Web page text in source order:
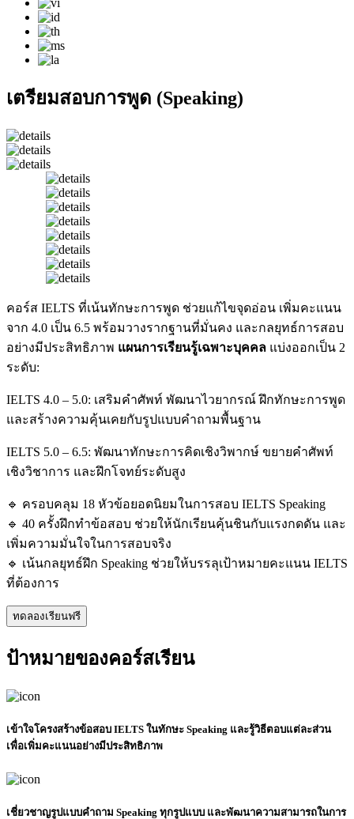
เตรียมสอบการพูด (Speaking)
คอร์ส IELTS ที่เน้นทักษะการพูด ช่วยแก้ไขจุดอ่อน เพิ่มคะแนน
จาก 4.0 เป็น 6.5 พร้อมวางรากฐานที่มั่นคง และกลยุทธ์การสอบ
อย่างมีประสิทธิภาพ แผนการเรียนรู้เฉพาะบุคคล แบ่งออกเป็น 2
ระดับ:
IELTS 4.0 – 5.0: เสริมคำศัพท์ พัฒนาไวยากรณ์ ฝึกทักษะการพูด
และสร้างความคุ้นเคยกับรูปแบบคำถามพื้นฐาน
IELTS 5.0 – 6.5: พัฒนาทักษะการคิดเชิงวิพากษ์ ขยายคำศัพท์
เชิงวิชาการ และฝึกโจทย์ระดับสูง
🔹 ครอบคลุม 18 หัวข้อยอดนิยมในการสอบ IELTS Speaking
🔹 40 ครั้งฝึกทำข้อสอบ ช่วยให้นักเรียนคุ้นชินกับแรงกดดัน และ
เพิ่มความมั่นใจในการสอบจริง
🔹 เน้นกลยุทธ์ฝึก Speaking ช่วยให้บรรลุเป้าหมายคะแนน IELTS
ที่ต้องการ
ทดลองเรียนฟรี
ป้าหมายของคอร์สเรียน
เข้าใจโครงสร้างข้อสอบ IELTS ในทักษะ Speaking และรู้วิธีตอบแต่ละส่วน
เพื่อเพิ่มคะแนนอย่างมีประสิทธิภาพ
เชี่ยวชาญรูปแบบคำถาม Speaking ทุกรูปแบบ และพัฒนาความสามารถในการ